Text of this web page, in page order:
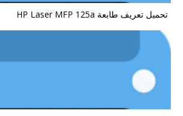
تحميل تعريف طابعة HP Laser MFP 125a